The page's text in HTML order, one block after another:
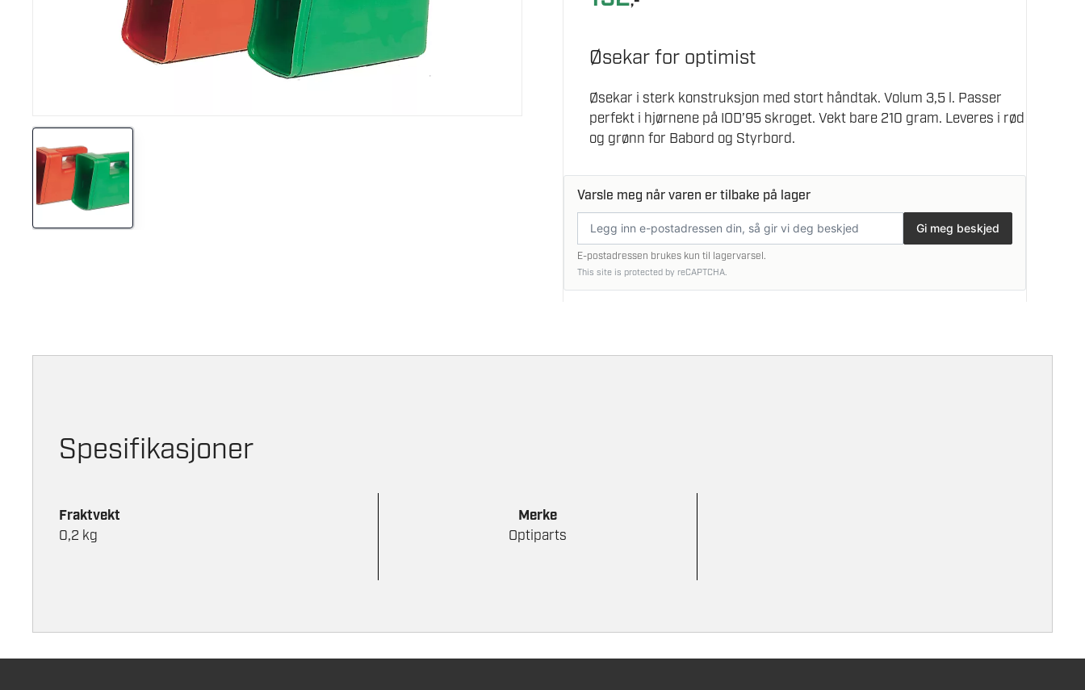
Øsekar for optimist
Øsekar i sterk konstruksjon med stort håndtak. Volum 3,5 l. Passer
perfekt i hjørnene på IOD’95 skroget. Vekt bare 210 gram. Leveres i rød
og grønn for Babord og Styrbord.
Varsle meg når varen er tilbake på lager
postadresse
Gi meg beskjed
E-postadressen brukes kun til lagervarsel.
This site is protected by reCAPTCHA.
Spesifikasjoner
Fraktvekt
0,2 kg
Merke
Optiparts